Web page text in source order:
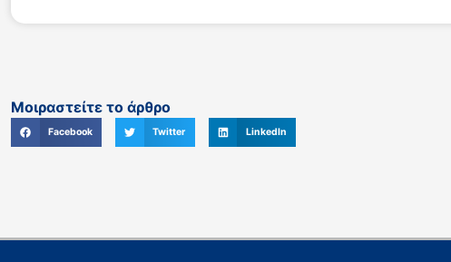
Μοιραστείτε το άρθρο
Facebook Twitter LinkedIn